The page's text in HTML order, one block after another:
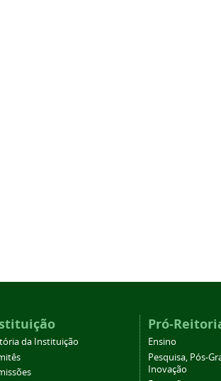
da Instituição
Pró-
Ensino
Pesquisa, Pós-
Inovação